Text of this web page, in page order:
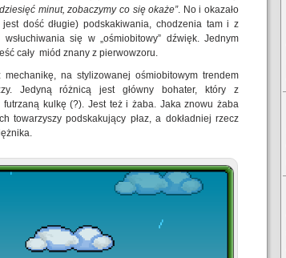
minut, zobaczymy co się okaże”. No i okazało
dość długie) podskakiwania, chodzenia tam i z
się w „ośmiobitowy” dźwięk. Jednym
cały miód znany z pierwowzoru.
na stylizowanej ośmiobitowym trendem
Jedyną różnicą jest główny bohater, który z
futrzaną kulkę (?). Jest też i żaba. Jaka znowu żaba
towarzyszy podskakujący płaz, a dokładniej rzecz